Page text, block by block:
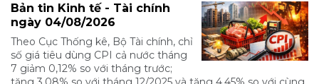
Bản tin Kinh tế - Tài chính
ngày 04/08/2026
Theo Cục Thống kê, Bộ Tài chính, chỉ
số giá tiêu dùng CPI cả nước tháng
7 giảm 0,12% so với tháng trước;